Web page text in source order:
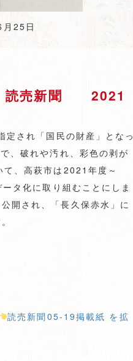
25日
読売新聞 2021
され「国民の財産」となっ
、破れや汚れ、彩色の剥が
、高萩市は2021年度～
タ化に取り組むことにしま
開され、「長久保赤水」に
読売新聞05-19掲載紙 を拡